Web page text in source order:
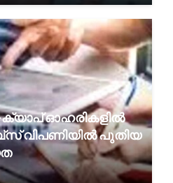
ഓഹരികളിൽ
വിപണിയിൽ പുതിയ